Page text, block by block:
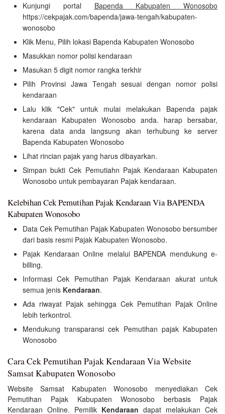
Kunjungi portal Bapenda Kabupaten Wonosobo
https://cekpajak.com/bapenda/jawa-tengah/kabupaten-
wonosobo
Klik Menu, Pilih lokasi Bapenda Kabupaten Wonosobo
Masukkan nomor polisi kendaraan
Masukan 5 digit nomor rangka terkhir
Pilih Provinsi Jawa Tengah sesuai dengan nomor polisi
kendaraan
Lalu klik "Cek" untuk mulai melakukan Bapenda pajak
kendaraan Kabupaten Wonosobo anda. harap bersabar,
karena data anda langsung akan terhubung ke server
Bapenda Kabupaten Wonosobo
Lihat rincian pajak yang harus dibayarkan.
Simpan bukti Cek Pemutiahn Pajak Kendaraan Kabupaten
Wonosobo untuk pembayaran Pajak kendaraan.
Kelebihan Cek Pemutihan Pajak Kendaraan Via BAPENDA
Kabupaten Wonosobo
Data Cek Pemutihan Pajak Kabupaten Wonosobo bersumber
dari basis resmi Pajak Kabupaten Wonosobo.
Pajak Kendaraan Online melalui BAPENDA mendukung e-
billing.
Informasi Cek Pemutihan Pajak Kendaraan akurat untuk
semua jenis Kendaraan.
Ada riwayat Pajak sehingga Cek Pemutihan Pajak Online
lebih terkontrol.
Mendukung transparansi cek Pemutihan pajak Kabupaten
Wonosobo
Cara Cek Pemutihan Pajak Kendaraan Via Website
Samsat Kabupaten Wonosobo
Website Samsat Kabupaten Wonosobo menyediakan Cek
Pemutihan Pajak Kabupaten Wonosobo berbasis Pajak
Kendaraan Online. Pemilik Kendaraan dapat melakukan Cek